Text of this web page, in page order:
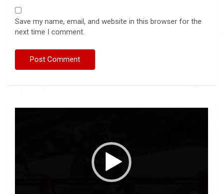
Save my name, email, and website in this browser for the
next time I comment.